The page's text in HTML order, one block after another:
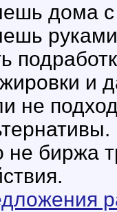
дома с
и
не
не биржа